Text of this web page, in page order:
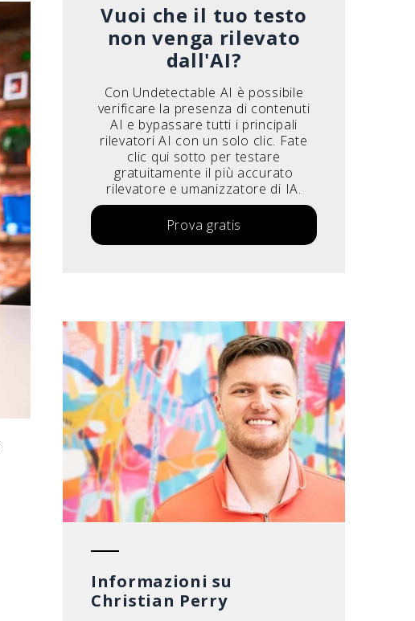
Vuoi che il tuo testo
non venga rilevato
dall'AI?
Con Undetectable AI è possibile
verificare la presenza di contenuti
AI e bypassare tutti i principali
rilevatori AI con un solo clic. Fate
clic qui sotto per testare
gratuitamente il più accurato
rilevatore e umanizzatore di IA.
Prova gratis
Informazioni su
Christian Perry